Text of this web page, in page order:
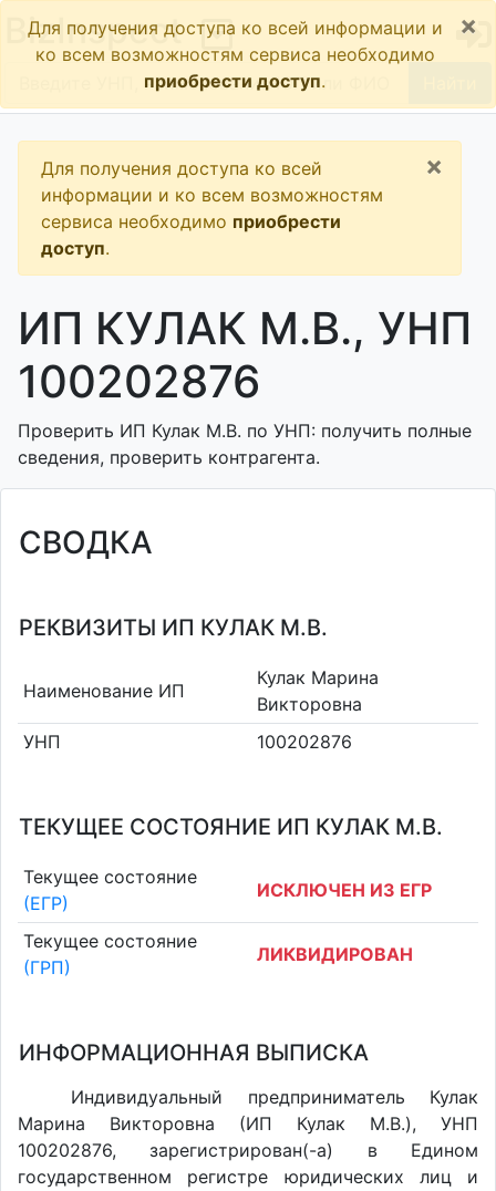
BizInspect
Для получения доступа ко всей информации и
ко всем возможностям сервиса необходимо
приобрести доступ.
×
Для получения доступа ко всей
информации и ко всем возможностям
сервиса необходимо приобрести
доступ.
×
ИП КУЛАК М.В., УНП
100202876
Проверить ИП Кулак М.В. по УНП: получить полные
сведения, проверить контрагента.
СВОДКА
РЕКВИЗИТЫ ИП КУЛАК М.В.
Наименование ИП
Кулак Марина
Викторовна
УНП
100202876
ТЕКУЩЕЕ СОСТОЯНИЕ ИП КУЛАК М.В.
Текущее состояние
(ЕГР)
ИСКЛЮЧЕН ИЗ ЕГР
Текущее состояние
(ГРП)
ЛИКВИДИРОВАН
ИНФОРМАЦИОННАЯ ВЫПИСКА
Индивидуальный предприниматель Кулак
Марина Викторовна (ИП Кулак М.В.), УНП
100202876, зарегистрирован(-а) в Едином
государственном регистре юридических лиц и